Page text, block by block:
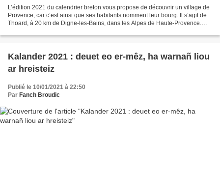
L’édition 2021 du calendrier breton vous propose de découvrir un village de
Provence, car c’est ainsi que ses habitants nomment leur bourg. Il s’agit de
Thoard, à 20 km de Digne-les-Bains, dans les Alpes de Haute-Provence.
Kalander 2021 : deuet eo er-mêz, ha warnañ liou
ar hreisteiz
Publié le 10/01/2021 à 22:50
Par Fanch Broudic